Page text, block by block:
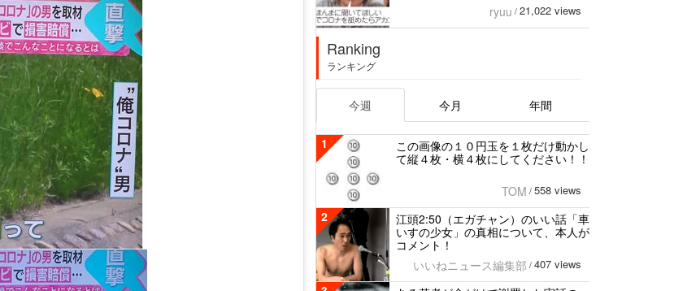
ryuu / 21,022 views
Ranking
ランキング
今週 今月 年間
1
この画像の１０円玉を１枚だけ動かし
て縦４枚・横４枚にしてください！！
TOM / 558 views
2
江頭2:50（エガチャン）のいい話「車
いすの少女」の真相について、本人が
コメント！
いいねニュース編集部 / 407 views